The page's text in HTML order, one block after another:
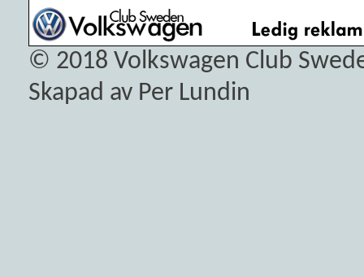
© 2018 Volkswagen Club
Skapad av Per Lundin